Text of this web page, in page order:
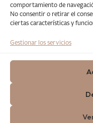
comportamiento de
No consentir o retirar el
ciertas características y
Gestionar los servicios
Copyright ©
Desarrollado por